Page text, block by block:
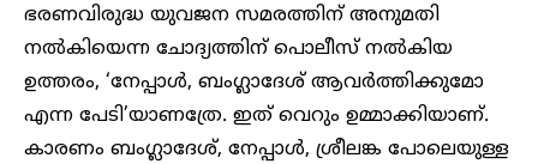
ഭരണവിരുദ്ധ യുവജന സമരത്തിന് അനുമതി
നൽകിയെന്ന ചോദ്യത്തിന് പൊലീസ് നൽകിയ
ഉത്തരം, ‘നേപ്പാൾ, ബം​ഗ്ലാ​ദേശ് ആവർത്തിക്കുമോ
എന്ന പേടി’യാണത്രേ. ഇത് വെറും ഉമ്മാക്കിയാണ്.
കാരണം ബം​ഗ്ലാദേശ്, നേപ്പാൾ, ശ്രീലങ്ക പോലെയുള്ള